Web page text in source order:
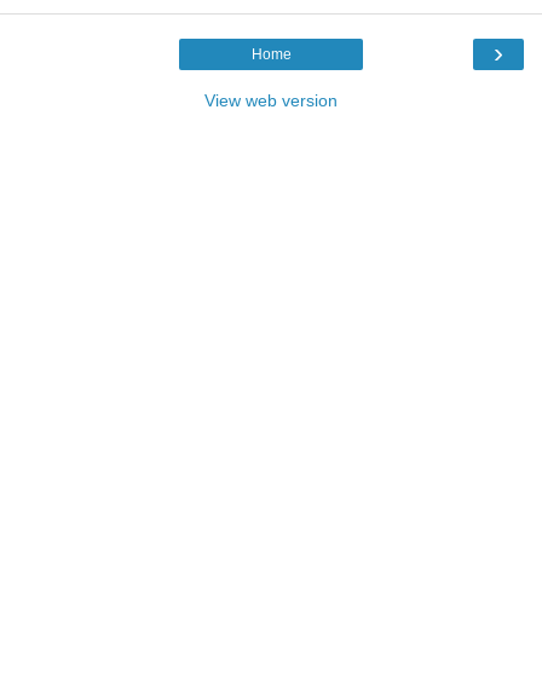
›
Home
View web version